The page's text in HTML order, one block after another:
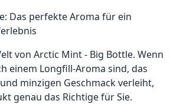
Das perfekte Aroma für ein
von Arctic Mint - Big Bottle. Wenn
einem Longfill-Aroma sind, das
minzigen Geschmack verleiht,
genau das Richtige für Sie.